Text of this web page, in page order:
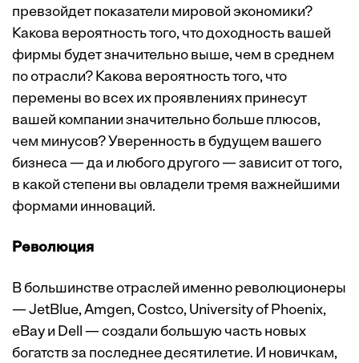
превзойдет показатели мировой экономики?
Какова вероятность того, что доходность вашей
фирмы будет значительно выше, чем в среднем
по отрасли? Какова вероятность того, что
перемены во всех их проявлениях принесут
вашей компании значительно больше плюсов,
чем минусов? Уверенность в будущем вашего
бизнеса — да и любого другого — зависит от того,
в какой степени вы овладели тремя важнейшими
формами инноваций.
Революция
В большинстве отраслей именно революционеры
— JetBlue, Amgen, Costco, University of Phoenix,
eBay и Dell — создали большую часть новых
богатств за последнее десятилетие. И новичкам,